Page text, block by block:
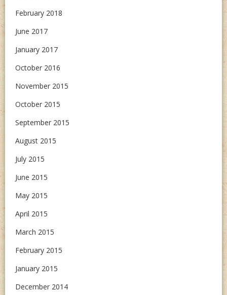
February 2018
June 2017
January 2017
October 2016
November 2015
October 2015
September 2015
August 2015
July 2015
June 2015
May 2015
April 2015
March 2015
February 2015
January 2015
December 2014